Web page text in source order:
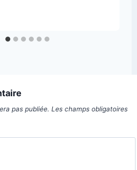
pas publiée. Les champs obligatoires